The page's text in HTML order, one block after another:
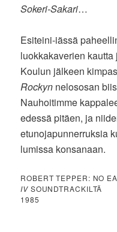
Sokeri-Sakari…
Esiteini-iässä
luokkakaverien
Koulun jälkeen
Rockyn nelososan
Nauhoitimme
edessä pitäen, ja
etunojapunnerruksia
lumissa konsanaan.
ROBERT TEPPER: NO
IVSOUNDTRACKILTÄ
1985